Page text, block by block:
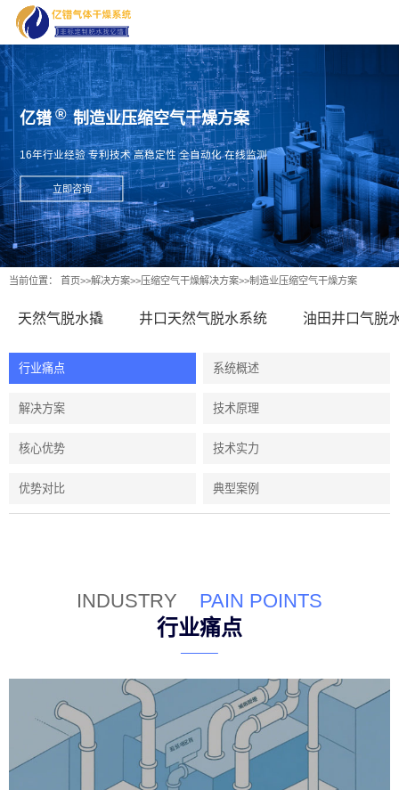
亿镨 制造业压缩空气干燥方案
16年行业经验 专利技术 高稳定性 全自动化 在线监测
立即咨询
当前位置： 首页>>解决方案>> 压缩空气干燥解决方案>>制造业压缩空气干燥方案
天然气脱水撬 井口天然气脱水系统 油田井口气脱
行业痛点 系统概述
解决方案 技术原理
核心优势 技术实力
优势对比 典型案例
INDUSTRY PAIN POINTS
行业痛点